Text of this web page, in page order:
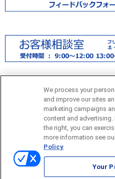
サイトマップ
当サイトのご利用にあた
We process your
and improve our sites
marketing campaigns
content and
the right, you can
more information see
Policy
Your